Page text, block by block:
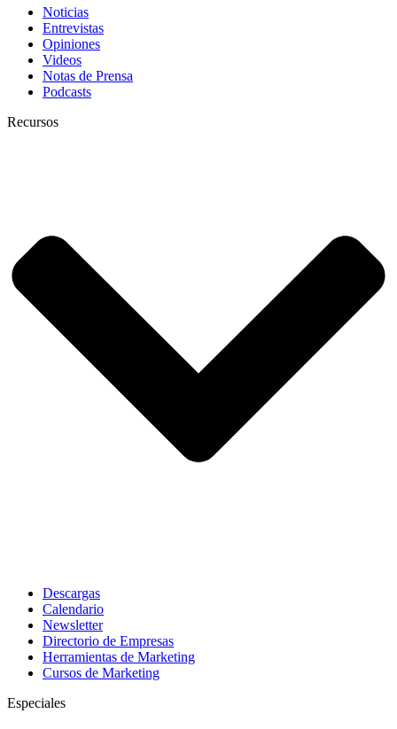
Noticias
Entrevistas
Opiniones
Videos
Notas de Prensa
Podcasts
Recursos
Descargas
Calendario
Newsletter
Directorio de Empresas
Herramientas de Marketing
Cursos de Marketing
Especiales